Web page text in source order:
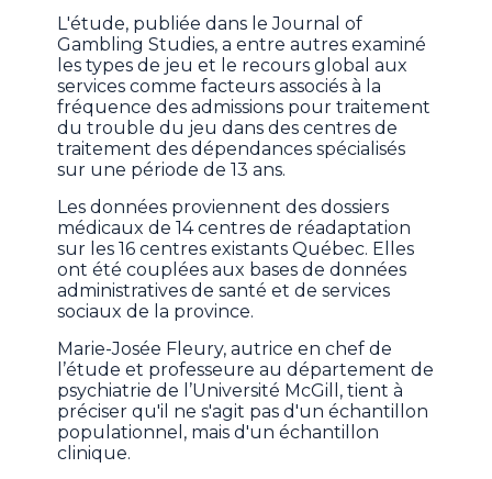
L'étude, publiée dans le Journal of
Gambling Studies, a entre autres examiné
les types de jeu et le recours global aux
services comme facteurs associés à la
fréquence des admissions pour traitement
du trouble du jeu dans des centres de
traitement des dépendances spécialisés
sur une période de 13 ans.
Les données proviennent des dossiers
médicaux de 14 centres de réadaptation
sur les 16 centres existants Québec. Elles
ont été couplées aux bases de données
administratives de santé et de services
sociaux de la province.
Marie-Josée Fleury, autrice en chef de
l’étude et professeure au département de
psychiatrie de l’Université McGill, tient à
préciser qu'il ne s'agit pas d'un échantillon
populationnel, mais d'un échantillon
clinique.